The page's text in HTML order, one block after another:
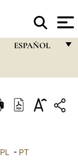
ESPAÑOL
ITALIANO
PL - PT